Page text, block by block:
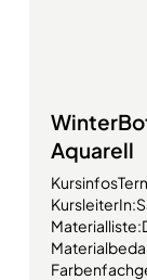
Aquarell